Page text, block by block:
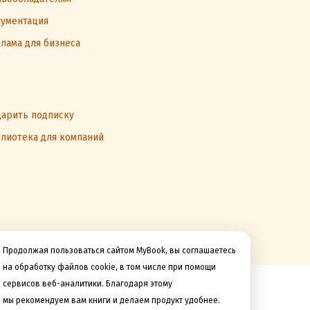
Продолжая пользоваться сайтом MyBook, вы соглашаетесь
на обработку файлов cookie, в том числе при помощи
сервисов веб-аналитики. Благодаря этому
мы рекомендуем вам книги и делаем продукт удобнее.
для бизнеса
подписку
для компаний